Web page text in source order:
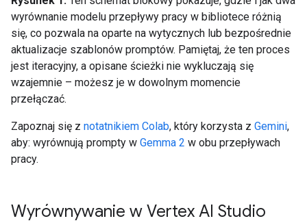
wyrównanie modelu przepływy pracy w bibliotece różnią
się, co pozwala na oparte na wytycznych lub bezpośrednie
aktualizacje szablonów promptów. Pamiętaj, że ten proces
jest iteracyjny, a opisane ścieżki nie wykluczają się
wzajemnie – możesz je w dowolnym momencie
przełączać.
Zapoznaj się z notatnikiem Colab, który korzysta z Gemini,
aby: wyrównują prompty w Gemma 2 w obu przepływach
pracy.
Wyrównywanie w Vertex AI Studio